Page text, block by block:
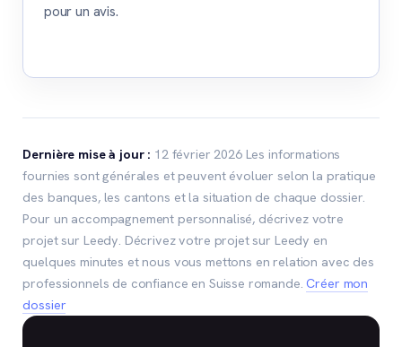
pour un avis.
Dernière mise à jour : 12 février 2026 Les informations
fournies sont générales et peuvent évoluer selon la pratique
des banques, les cantons et la situation de chaque dossier.
Pour un accompagnement personnalisé, décrivez votre
projet sur Leedy. Décrivez votre projet sur Leedy en
quelques minutes et nous vous mettons en relation avec des
professionnels de confiance en Suisse romande. Créer mon
dossier